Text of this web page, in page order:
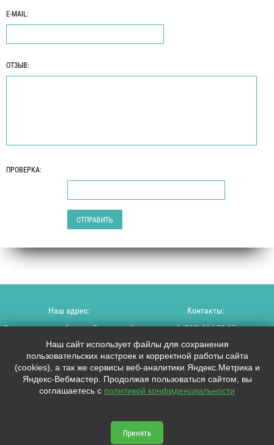
E-MAIL:
ОТЗЫВ:
ПРОВЕРКА:
scan-okna.ru © 2026
Наш адрес:
Ленинградская область, Тосненский
район, пос. Красный Бор, ул.
Красноборская, д. 29.
Контакты:
8 (812) 994-72-27
+7 (921) 994-72-27
info@scan-okna.ru
Наш сайт использует файлы для сохранения
пользовательских настроек и корректной работы сайта
(cookies), а так же сервисы веб-аналитики Яндекс.Метрика и
Яндекс-Вебмастер. Продолжая пользоваться сайтом, вы
соглашаетесь с политикой конфиденциальности
Принять